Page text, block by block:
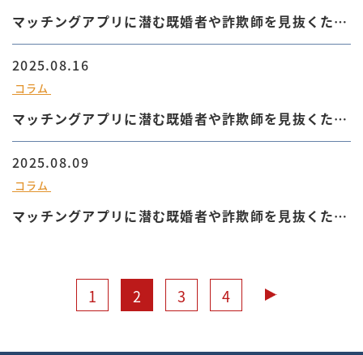
マッチングアプリに潜む既婚者や詐欺師を見抜くため
に絶対確認すべき情報について④
2025.08.16
コラム
マッチングアプリに潜む既婚者や詐欺師を見抜くため
に絶対確認すべき情報について③
2025.08.09
コラム
マッチングアプリに潜む既婚者や詐欺師を見抜くため
1 2 3 4